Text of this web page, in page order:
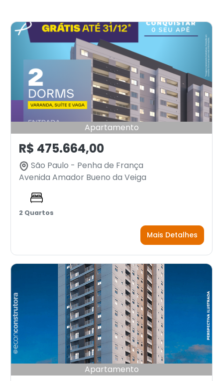
Apartamento
R$ 475.664,00
São Paulo - Penha de França
Avenida Amador Bueno da Veiga
2 Quartos
Mais Detalhes
Apartamento